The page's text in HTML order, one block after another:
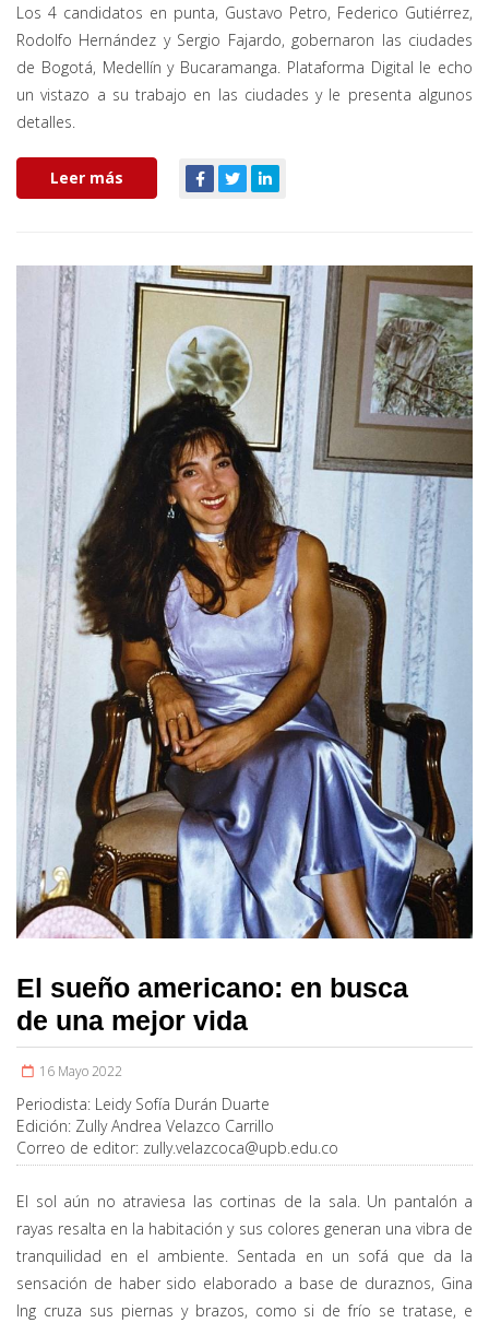
Los 4 candidatos en punta, Gustavo Petro, Federico Gutiérrez,
Rodolfo Hernández y Sergio Fajardo, gobernaron las ciudades
de Bogotá, Medellín y Bucaramanga. Plataforma Digital le echo
un vistazo a su trabajo en las ciudades y le presenta algunos
detalles.
Leer más
El sueño americano: en busca
de una mejor vida
16 Mayo 2022
Periodista: Leidy Sofía Durán Duarte
Edición: Zully Andrea Velazco Carrillo
Correo de editor: zully.velazcoca@upb.edu.co
El sol aún no atraviesa las cortinas de la sala. Un pantalón a
rayas resalta en la habitación y sus colores generan una vibra de
tranquilidad en el ambiente. Sentada en un sofá que da la
sensación de haber sido elaborado a base de duraznos, Gina
Ing cruza sus piernas y brazos, como si de frío se tratase, e